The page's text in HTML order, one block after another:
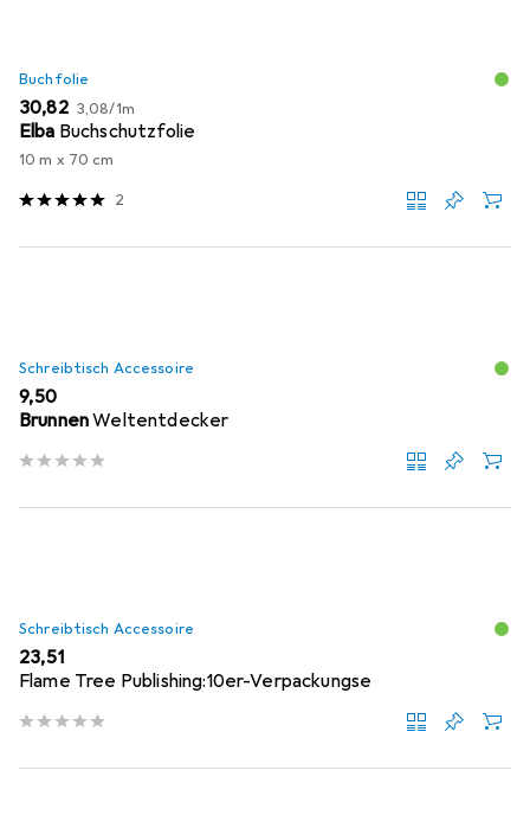
Buchfolie
EUR
30,82 EUR
3,08/1m
Elba Buchschutzfolie
10 m x 70 cm
2
Schreibtisch Accessoire
EUR
9,50
BrunnenWeltentdecker
Schreibtisch Accessoire
EUR
23,51
Flame Tree Publishing:10er-Verpackungse